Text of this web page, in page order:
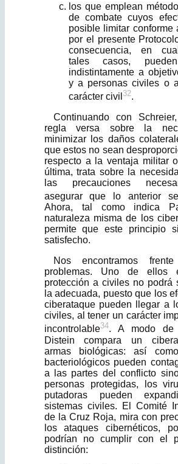
los que emplean
de combate cuyos
posible limitar conforme
por el presente
consecuen­cia, en
tales casos,
indistintamente a
y a personas civiles o
carácter civil 32.
Continuando con
regla versa sobre la
minimizar los daños
que estos no sean
respecto a la ventaja militar
última, trata sobre la
las precauciones
asegurar que lo anterior
Ahora, tal como indica
naturaleza misma de los
permite que este principio
satisfecho.
Nos encontramos
problemas. Uno de
protección a civiles no podrá
la adecuada, puesto que los
ciberataque pueden llegar a
civiles, al tener un carácter
incontrolable34. A modo de
Distein compara un
armas biológicas: así
bacteriológicos pueden
a las partes del conflicto
personas protegidas, los
putadoras pueden
sistemas civiles. El Comité
de la Cruz Roja, mira con
los ataques cibernéticos,
podrían no cumplir con el
distinción: